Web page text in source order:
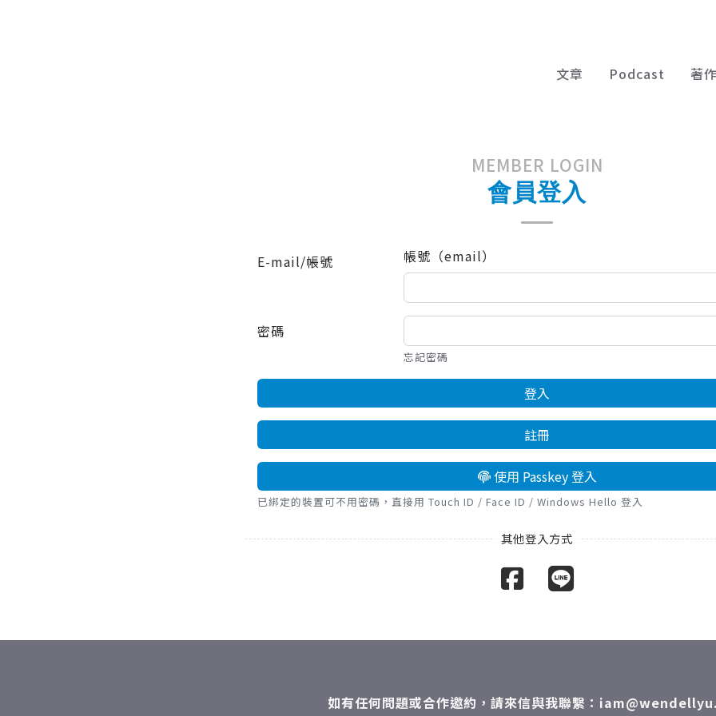
文章 Podcast 著
MEMBER LOGIN
會員登入
E-mail/帳號 帳號（email）
密碼
忘記密碼
登入
註冊
使用 Passkey 登入
已綁定的裝置可不用密碼，直接用 Touch ID / Face ID / Windows Hello 登入
如有任何問題或合作邀約，請來信與我聯繫：